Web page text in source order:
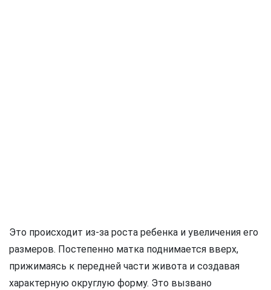
Это происходит из-за роста ребенка и увеличения его
размеров. Постепенно матка поднимается вверх,
прижимаясь к передней части живота и создавая
характерную округлую форму. Это вызвано